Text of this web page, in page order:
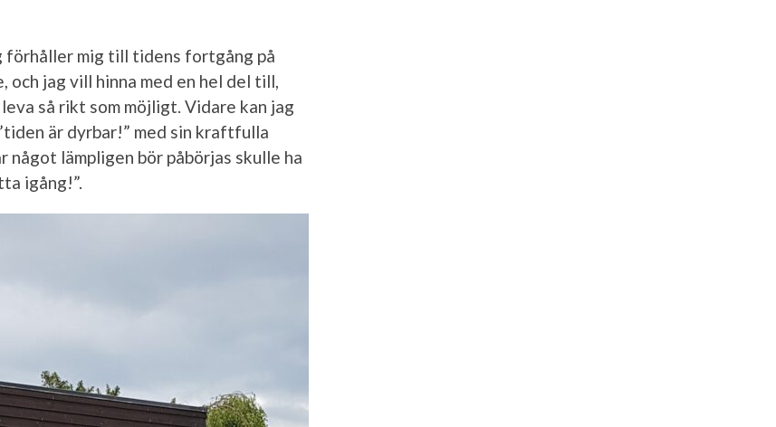
förhåller mig till tidens fortgång på
jag vill hinna med en hel del till,
så rikt som möjligt. Vidare kan jag
är dyrbar!” med sin kraftfulla
något lämpligen bör påbörjas skulle ha
igång!”.